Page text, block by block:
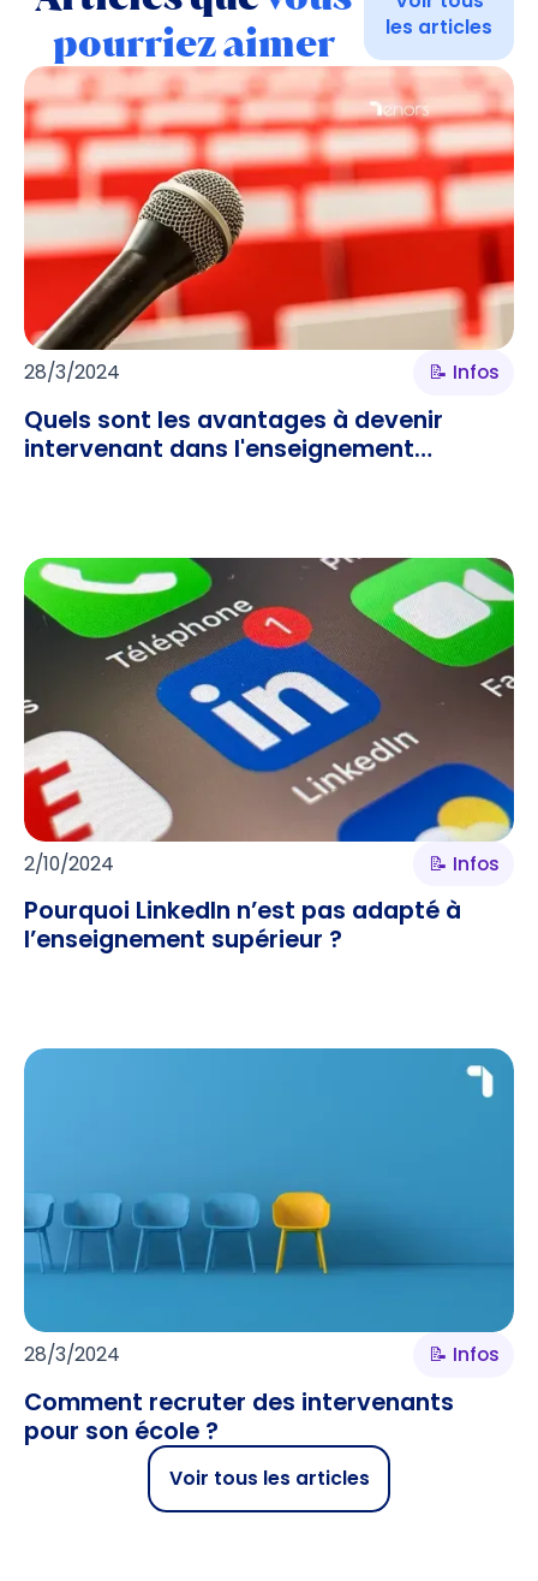
pourriez aimer
les articles
28/3/2024 📝 Infos
Quels sont les avantages à devenir
intervenant dans l'enseignement
2/10/2024 📝 Infos
Pourquoi LinkedIn n’est pas adapté à
l’enseignement supérieur ?
28/3/2024 📝 Infos
Comment recruter des intervenants
pour son école ?
Voir tous les articles